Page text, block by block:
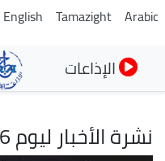
Arabic
Tamazight
English
الإذاعات
نشرة الأخبار ليوم 17/05/2026